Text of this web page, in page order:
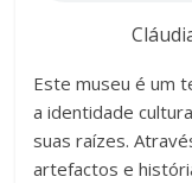
Este museu é um
a identidade
suas raízes.
artefactos e